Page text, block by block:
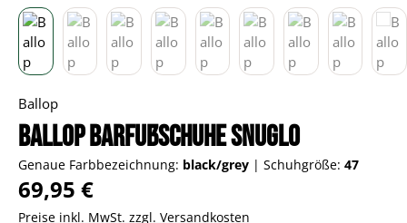
Ballop
Ballop Barfußschuhe Snuglo
Genaue Farbbezeichnung: black/grey | Schuhgröße: 47
Regulärer Preis:
69,95 €
Preise inkl. MwSt. zzgl. Versandkosten